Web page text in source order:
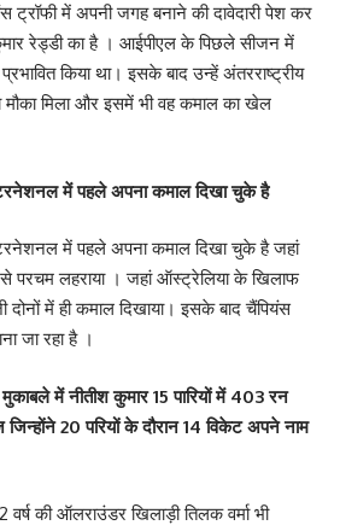
ट्रॉफी में अपनी जगह बनाने की दावेदारी पेश कर
रेड्डी का है । आईपीएल के पिछले सीजन में
किया था। इसके बाद उन्हें अंतरराष्ट्रीय
मिला और इसमें भी वह कमाल का खेल
में पहले अपना कमाल दिखा चुके है
में पहले अपना कमाल दिखा चुके है जहां
परचम लहराया । जहां ऑस्ट्रेलिया के खिलाफ
दोनों में ही कमाल दिखाया। इसके बाद चैंपियंस
जा रहा है ।
में नीतीश कुमार 15 पारियों में 403 रन
जिन्होंने 20 परियों के दौरान 14 विकेट अपने नाम
की ऑलराउंडर खिलाड़ी तिलक वर्मा भी